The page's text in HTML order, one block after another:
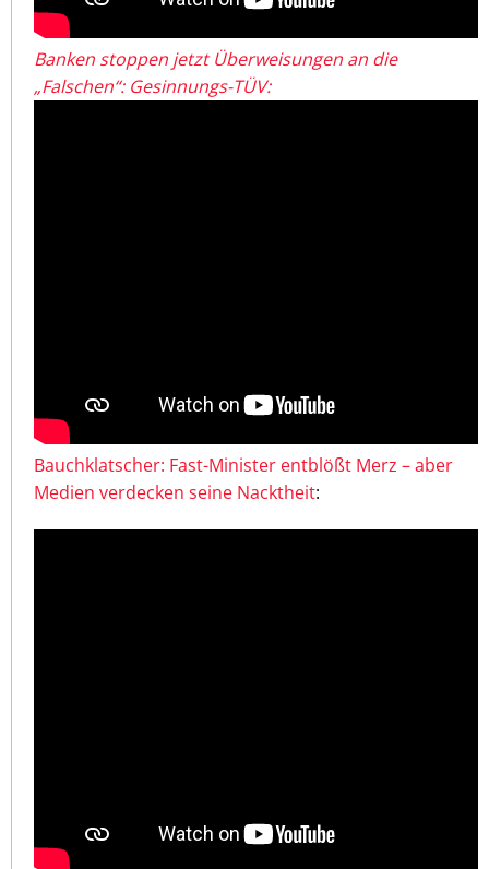
Banken stoppen jetzt Überweisungen an die
„Falschen“: Gesinnungs-TÜV:
Bauchklatscher: Fast-Minister entblößt Merz – aber
Medien verdecken seine Nacktheit: